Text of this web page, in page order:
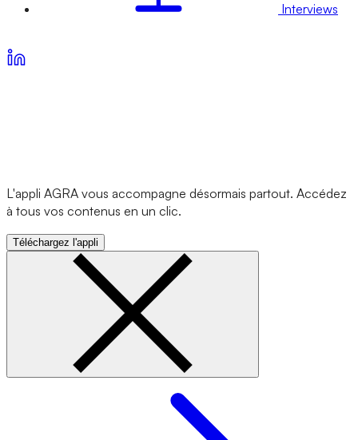
Interviews
L'appli AGRA vous accompagne désormais partout. Accédez
à tous vos contenus en un clic.
Téléchargez l'appli